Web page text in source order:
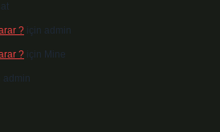
? için admin
? için Mine
admin